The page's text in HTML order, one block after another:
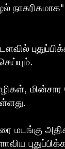
மின்சார
மடங்கு